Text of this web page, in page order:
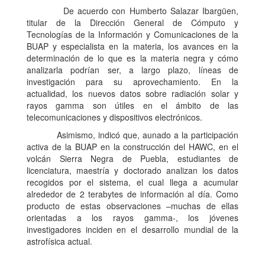
De acuerdo con Humberto Salazar Ibargüen,
titular de la Dirección General de Cómputo y
Tecnologías de la Información y Comunicaciones de la
BUAP y especialista en la materia, los avances en la
determinación de lo que es la materia negra y cómo
analizarla podrían ser, a largo plazo, líneas de
investigación para su aprovechamiento. En la
actualidad, los nuevos datos sobre radiación solar y
rayos gamma son útiles en el ámbito de las
telecomunicaciones y dispositivos electrónicos.
Asimismo, indicó que, aunado a la participación
activa de la BUAP en la construcción del HAWC, en el
volcán Sierra Negra de Puebla, estudiantes de
licenciatura, maestría y doctorado analizan los datos
recogidos por el sistema, el cual llega a acumular
alrededor de 2 terabytes de información al día. Como
producto de estas observaciones –muchas de ellas
orientadas a los rayos gamma-, los jóvenes
investigadores inciden en el desarrollo mundial de la
astrofísica actual.